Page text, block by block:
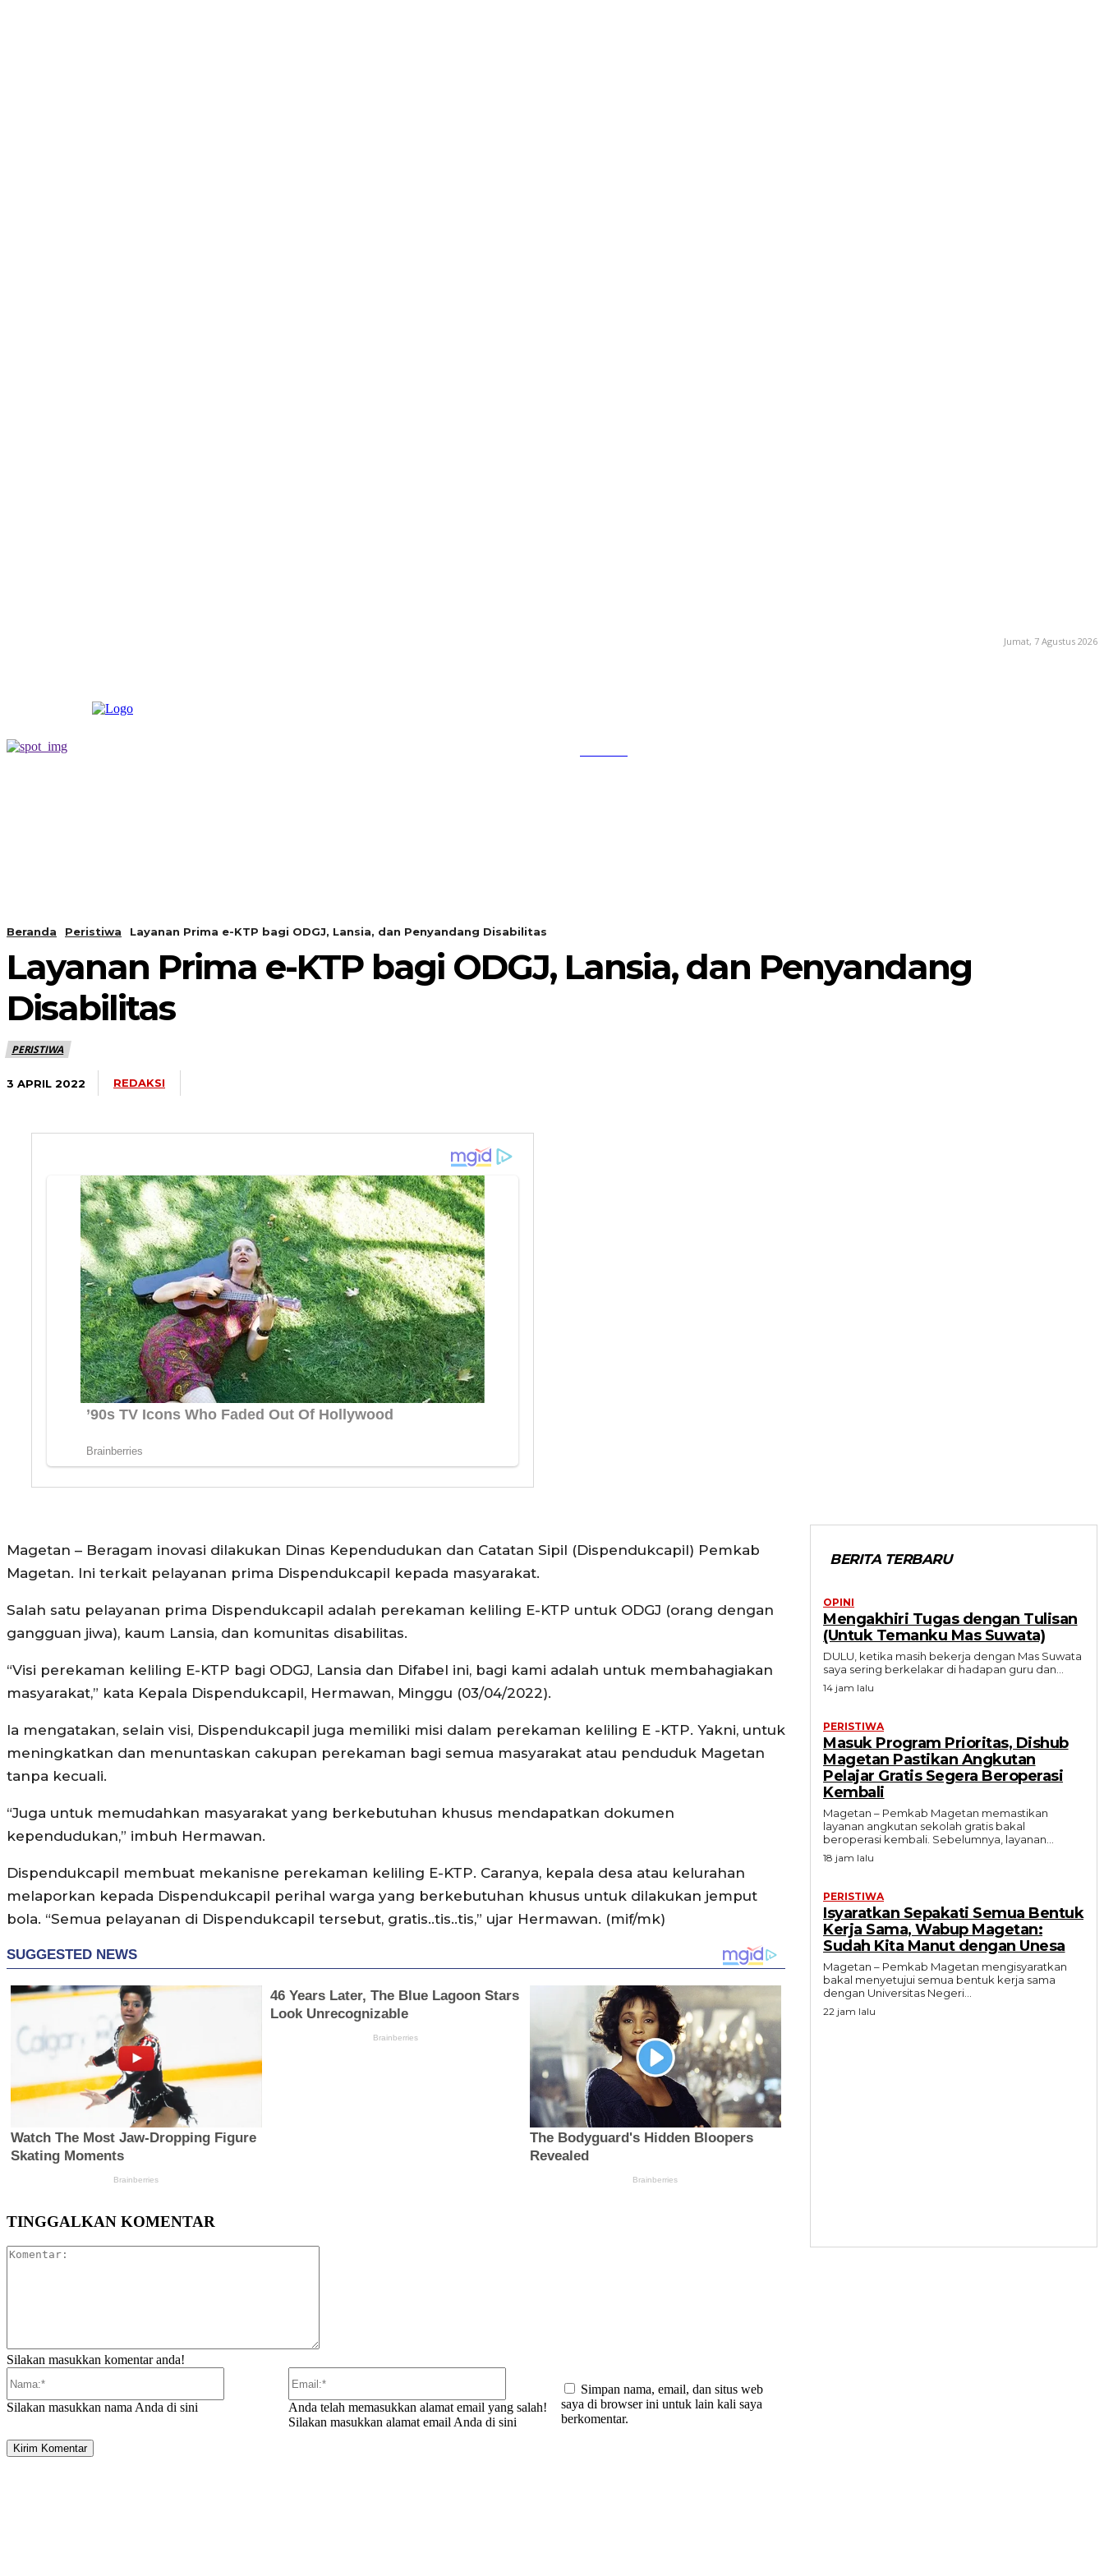
Jumat, 7 Agustus 2026
Beranda Peristiwa Layanan Prima e-KTP bagi ODGJ, Lansia, dan Penyandang Disabilitas
Layanan Prima e-KTP bagi ODGJ, Lansia, dan Penyandang
Disabilitas
PERISTIWA
3 APRIL 2022 REDAKSI
Magetan – Beragam inovasi dilakukan Dinas Kependudukan dan Catatan Sipil (Dispendukcapil) Pemkab
Magetan. Ini terkait pelayanan prima Dispendukcapil kepada masyarakat.
Salah satu pelayanan prima Dispendukcapil adalah perekaman keliling E-KTP untuk ODGJ (orang dengan
gangguan jiwa), kaum Lansia, dan komunitas disabilitas.
“Visi perekaman keliling E-KTP bagi ODGJ, Lansia dan Difabel ini, bagi kami adalah untuk membahagiakan
masyarakat,” kata Kepala Dispendukcapil, Hermawan, Minggu (03/04/2022).
Ia mengatakan, selain visi, Dispendukcapil juga memiliki misi dalam perekaman keliling E -KTP. Yakni, untuk
meningkatkan dan menuntaskan cakupan perekaman bagi semua masyarakat atau penduduk Magetan
tanpa kecuali.
“Juga untuk memudahkan masyarakat yang berkebutuhan khusus mendapatkan dokumen
kependudukan,” imbuh Hermawan.
Dispendukcapil membuat mekanisne perekaman keliling E-KTP. Caranya, kepala desa atau kelurahan
melaporkan kepada Dispendukcapil perihal warga yang berkebutuhan khusus untuk dilakukan jemput
bola. “Semua pelayanan di Dispendukcapil tersebut, gratis..tis..tis,” ujar Hermawan. (mif/mk)
TINGGALKAN KOMENTAR
Silakan masukkan komentar anda!
Silakan masukkan nama Anda di sini
Anda telah memasukkan alamat email yang salah!
Silakan masukkan alamat email Anda di sini
Simpan nama, email, dan situs web
saya di browser ini untuk lain kali saya
berkomentar.
BERITA TERBARU
OPINI
Mengakhiri Tugas dengan Tulisan
(Untuk Temanku Mas Suwata)
DULU, ketika masih bekerja dengan Mas Suwata
saya sering berkelakar di hadapan guru dan...
14 jam lalu
PERISTIWA
Masuk Program Prioritas, Dishub
Magetan Pastikan Angkutan
Pelajar Gratis Segera Beroperasi
Kembali
Magetan – Pemkab Magetan memastikan
layanan angkutan sekolah gratis bakal
beroperasi kembali. Sebelumnya, layanan...
18 jam lalu
PERISTIWA
Isyaratkan Sepakati Semua Bentuk
Kerja Sama, Wabup Magetan:
Sudah Kita Manut dengan Unesa
Magetan – Pemkab Magetan mengisyaratkan
bakal menyetujui semua bentuk kerja sama
dengan Universitas Negeri...
22 jam lalu